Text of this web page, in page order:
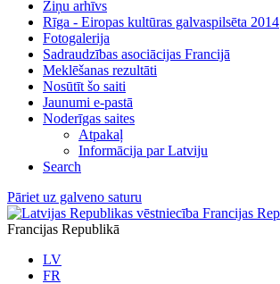
Ziņu arhīvs
Rīga - Eiropas kultūras galvaspilsēta 2014
Fotogalerija
Sadraudzības asociācijas Francijā
Meklēšanas rezultāti
Nosūtīt šo saiti
Jaunumi e-pastā
Noderīgas saites
Atpakaļ
Informācija par Latviju
Search
Pāriet uz galveno saturu
Francijas Republikā
LV
FR